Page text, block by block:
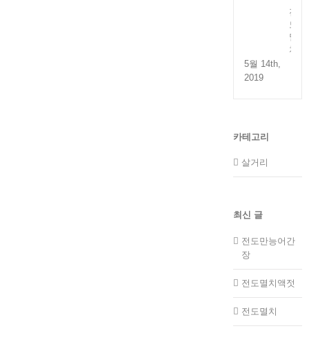
전
도
멸
치
5월 14th,
2019
카테고리
살거리
최신 글
전도만능어간
장
전도멸치액젓
전도멸치